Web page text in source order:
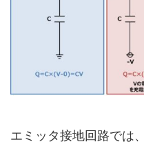
エミッタ接地回路では、